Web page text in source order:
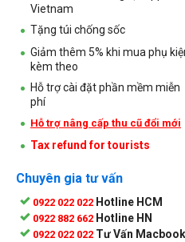
Vietnam
Tặng túi chống sốc
Giảm thêm 5% khi mua phụ
kèm theo
Hỗ trợ cài đặt phần mềm miễn
phí
Hỗ trợ nâng cấp thu cũ đổi mới
Tax refund for tourists
Chuyên gia tư vấn
0922 022 022 Hotline HCM
0922 882 662 Hotline HN
0922 022 022 Tư Vấn Macbook